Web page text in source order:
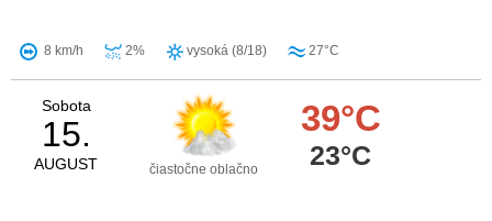
8 km/h 2% vysoká (8/18) 27°C
Sobota
15.
AUGUST čiastočne oblačno
39°C
23°C